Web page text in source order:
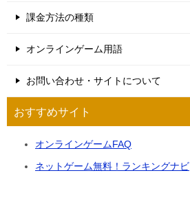
課金方法の種類
オンラインゲーム用語
お問い合わせ・サイトについて
おすすめサイト
オンラインゲームFAQ
ネットゲーム無料！ランキングナビ